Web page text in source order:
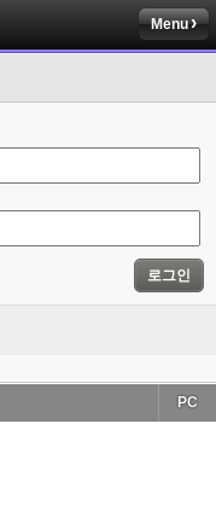
Menu
로그인
PC